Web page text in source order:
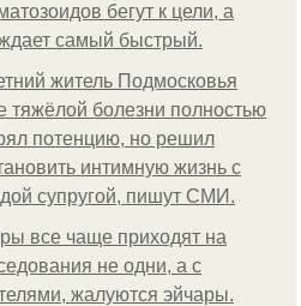
бегут к цели, а
самый быстрый.
житель Подмосковья
тяжёлой болезни полностью
потенцию, но решил
интимную жизнь с
супругой, пишут СМИ.
все чаще приходят на
не одни, а с
жалуются эйчары.